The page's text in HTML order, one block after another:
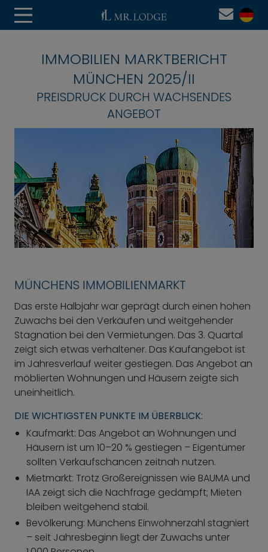
IMMOBILIEN MARKTBERICHT
MÜNCHEN 2025/II
PREISDRUCK DURCH WACHSENDES
ANGEBOT
MÜNCHENS IMMOBILIENMARKT
Das erste Halbjahr war geprägt durch einen hohen
Zuwachs bei den Verkäufen und weitgehender
Stagnation bei den Vermietungen. Das 3. Quartal
zeigt sich etwas verhaltener. Das Kaufangebot ist
im Jahresverlauf weiter gestiegen. Das Angebot an
möblierten Wohnungen und Häusern zeigte sich
uneinheitlich.
DIE WICHTIGSTEN PUNKTE IM ÜBERBLICK:
Kaufmarkt: Das Angebot an Wohnungen und
Häusern ist um 10–20 % gestiegen – Eigentümer
sollten Verkaufschancen zeitnah nutzen.
Mietmarkt: Trotz Großereignissen wie BAUMA und
IAA zeigt sich die Nachfrage gedämpft; Mieten
bleiben weitgehend stabil.
Bevölkerung: Münchens Einwohnerzahl stagniert
– seit Jahresbeginn liegt der Zuwachs unter